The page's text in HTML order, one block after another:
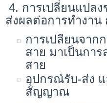
4. การเปลี่ยนแปล
ส่งผลต่อการทำงาน
การเปลี่ยนจาก
สาย มาเป็นกา
สาย
อุปกรณ์รับ-ส่ง แ
สัญญาณ